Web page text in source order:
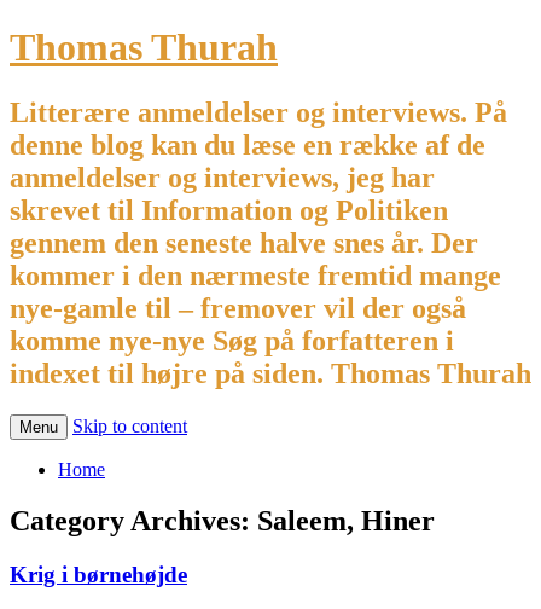
Thomas Thurah
Litterære anmeldelser og interviews. På
denne blog kan du læse en række af de
anmeldelser og interviews, jeg har
skrevet til Information og Politiken
gennem den seneste halve snes år. Der
kommer i den nærmeste fremtid mange
nye-gamle til – fremover vil der også
komme nye-nye Søg på forfatteren i
indexet til højre på siden. Thomas Thurah
Menu Skip to content
Home
Category Archives: Saleem, Hiner
Krig i børnehøjde